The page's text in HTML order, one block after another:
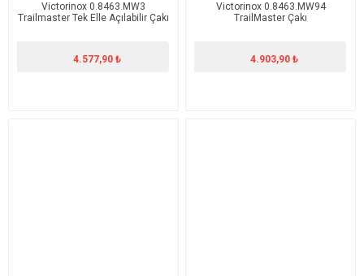
Victorinox 0.8463.MW3
Trailmaster Tek Elle Açılabilir Çakı
4.577,90 ₺
Victorinox 0.8463.MW94
TrailMaster Çakı
4.903,90 ₺